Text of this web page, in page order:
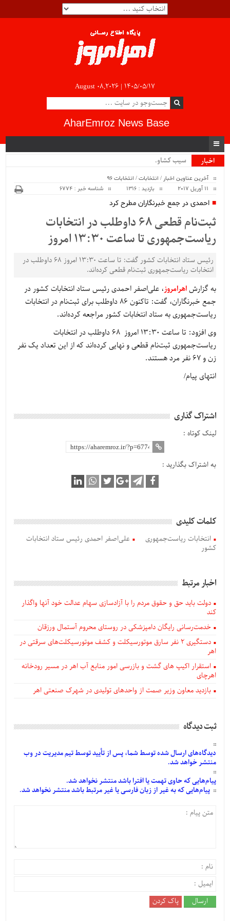
August 08,2026 | ۱۴۰۵/۰۵/۱۷
AharEmroz News Base
اخبار
سیب کشاورز.
آخرین عناوین اخبار / انتخابات/ انتخابات 96
بازدید : 1316 شناسه خبر : 6774
احمدی در جمع خبرنگاران مطرح کرد
ثبت‌نام قطعی ۶۸ داوطلب در انتخابات
ریاست‌جمهوری تا ساعت ۱۳:۳۰ امروز
رئیس ستاد انتخابات کشور گفت: تا ساعت ۱۳:۳۰ امروز ۶۸ داوطلب در
انتخابات ریاست‌جمهوری ثبت‌نام قطعی کرده‌اند.
به گزارشاهرامروز، علی‌اصفر احمدی رئیس ستاد انتخابات کشور در
جمع خبرنگاران، گفت: تاکنون 86 داوطلب برای ثبت‌نام در انتخابات
ریاست‌جمهوری به ستاد انتخابات کشور مراجعه کرده‌اند.
وی افزود: تا ساعت 13:30 امروز 68 داوطلب در انتخابات
ریاست‌جمهوری ثبت‌نام قطعی و نهایی کرده‌اند که از این تعداد یک نفر
زن و 67 نفر مرد هستند.
انتهای پیام/
اشتراک گذاری
لینک کوتاه :
به اشتراک بگذارید :
کلمات کلیدی
انتخابات ریاست‌جمهوری
علی‌اصفر احمدی رئیس ستاد انتخابات
کشور
اخبار مرتبط
دولت باید حق و حقوق مردم را با آزادسازی سهام عدالت خود آنها واگذار
کند
خدمت‌رسانی رایگان دامپزشکی در روستای محروم آستمال ورزقان
دستگيری ۲ نفر سارق موتورسیکلت و کشف موتورسیکلت‌های سرقتی در
اهر
استقرار اکیپ های گشت و بازرسی امور منابع آب اهر در مسیر رودخانه
اهرچای
بازدید معاون وزیر صمت از واحدهای تولیدی در شهرک صنعتی اهر
ثبت دیدگاه
دیدگاه‌هایارسالشدهتوسط شما، پس ازتأییدتوسط تیم مدیریت در وب
منتشر خواهد شد.
پیام‌هاییکه حاوی تهمت یا افترا باشد منتشر نخواهد شد.
پیام‌هاییکه به غیر از زبان فارسی یا غیر مرتبط باشد منتشر نخواهد شد.